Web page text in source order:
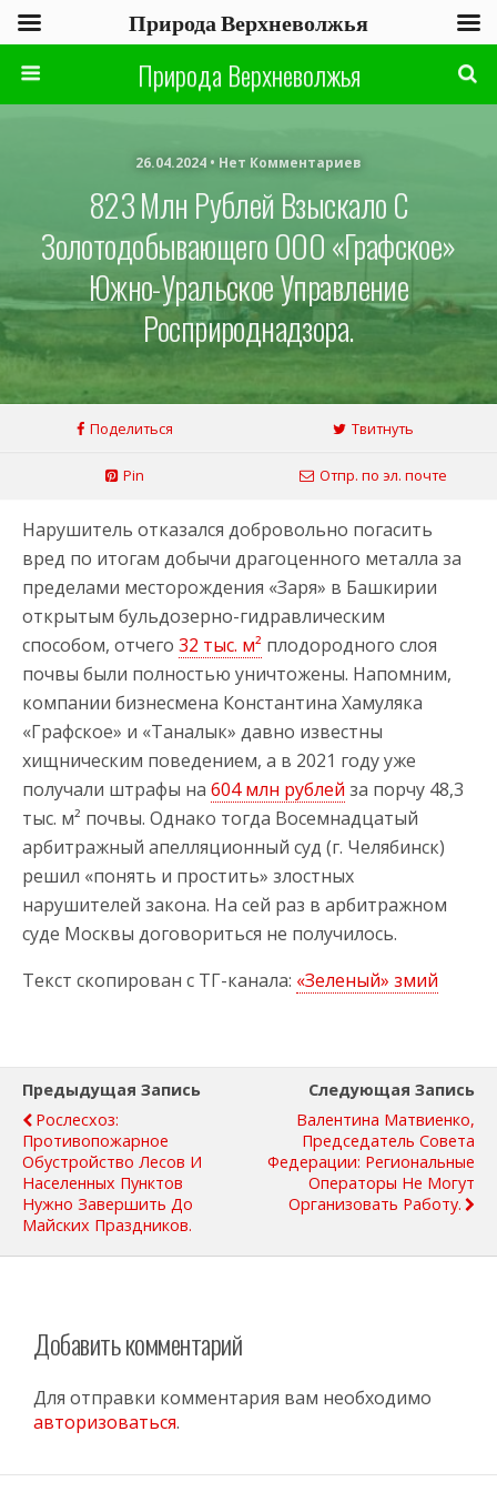
Природа Верхневолжья
26.04.2024 • Нет Комментариев
823 Млн Рублей Взыскало С
Золотодобывающего ООО «Графское»
Южно-Уральское Управление
Росприроднадзора.
Поделиться Твитнуть
Pin Отпр. по эл. почте
Нарушитель отказался добровольно погасить
вред по итогам добычи драгоценного металла за
пределами месторождения «Заря» в Башкирии
открытым бульдозерно-гидравлическим
способом, отчего 32 тыс. м² плодородного слоя
почвы были полностью уничтожены. Напомним,
компании бизнесмена Константина Хамуляка
«Графское» и «Таналык» давно известны
хищническим поведением, а в 2021 году уже
получали штрафы на 604 млн рублей за порчу 48,3
тыс. м² почвы. Однако тогда Восемнадцатый
арбитражный апелляционный суд (г. Челябинск)
решил «понять и простить» злостных
нарушителей закона. На сей раз в арбитражном
суде Москвы договориться не получилось.
Текст скопирован с ТГ-канала: «Зеленый» змий
Предыдущая Запись
Рослесхоз:
Противопожарное
Обустройство Лесов И
Населенных Пунктов
Нужно Завершить До
Майских Праздников.
Следующая Запись
Валентина Матвиенко,
Председатель Совета
Федерации: Региональные
Операторы Не Могут
Организовать Работу.
Добавить комментарий
Для отправки комментария вам необходимо
авторизоваться.
Природа Верхневолжья